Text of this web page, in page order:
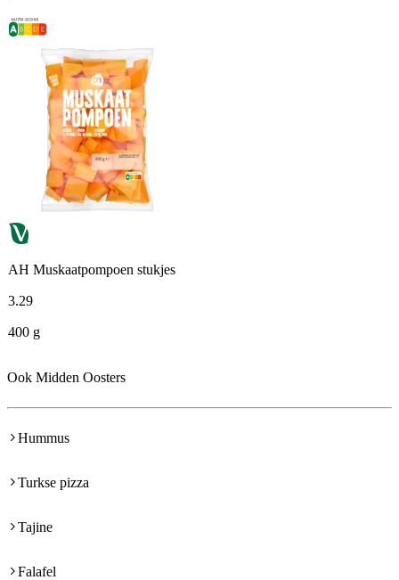
AH Muskaatpompoen stukjes
3.29
400 g
Ook Midden Oosters
Hummus
Turkse pizza
Tajine
Falafel